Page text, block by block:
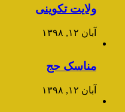
ولایت تکوینی
آبان ۱۲, ۱۳۹۸
مناسک حج
آبان ۱۲, ۱۳۹۸